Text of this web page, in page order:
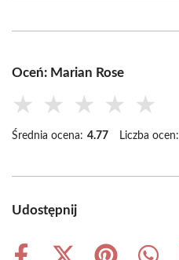
Oceń: Marian Rose
★ ★ ★ ★ ★
Średnia ocena: 4.77 Liczba ocen:
Udostępnij